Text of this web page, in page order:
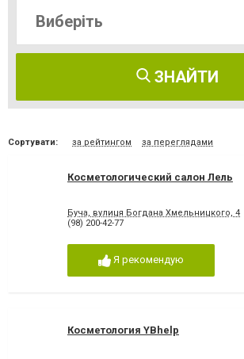
ЗНАЙТИ
Сортувати: за рейтингом за переглядами
Косметологический салон Лель
Буча, вулиця Богдана Хмельницкого, 4
(98) 200-42-77
Я рекомендую
Косметология YBhelp